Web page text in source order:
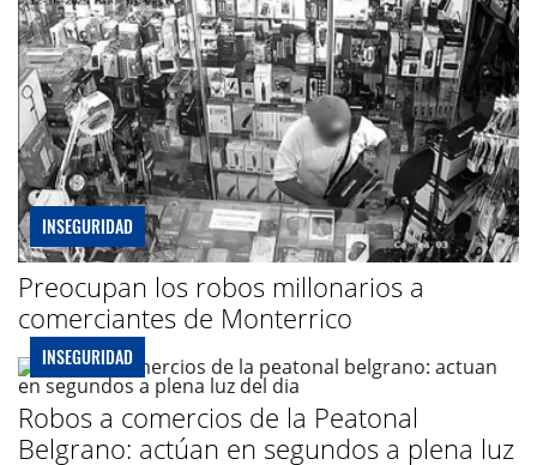
INSEGURIDAD
Preocupan los robos millonarios a
comerciantes de Monterrico
INSEGURIDAD
Robos a comercios de la Peatonal
Belgrano: actúan en segundos a plena luz